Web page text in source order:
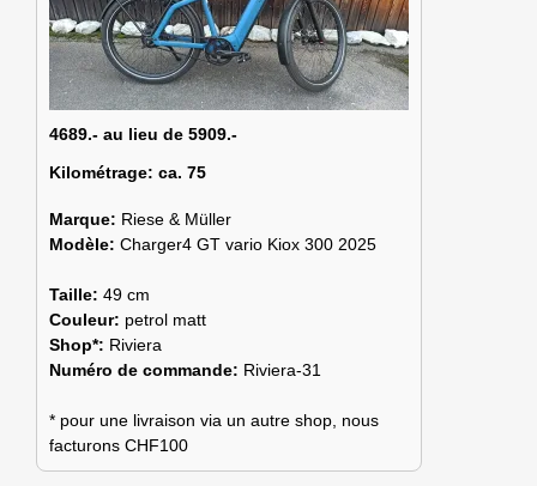
4689.- au lieu de 5909.-
Kilométrage: ca. 75
Marque: Riese & Müller
Modèle: Charger4 GT vario Kiox 300 2025
Taille: 49 cm
Couleur: petrol matt
Shop*: Riviera
Numéro de commande: Riviera-31
* pour une livraison via un autre shop, nous
facturons CHF100